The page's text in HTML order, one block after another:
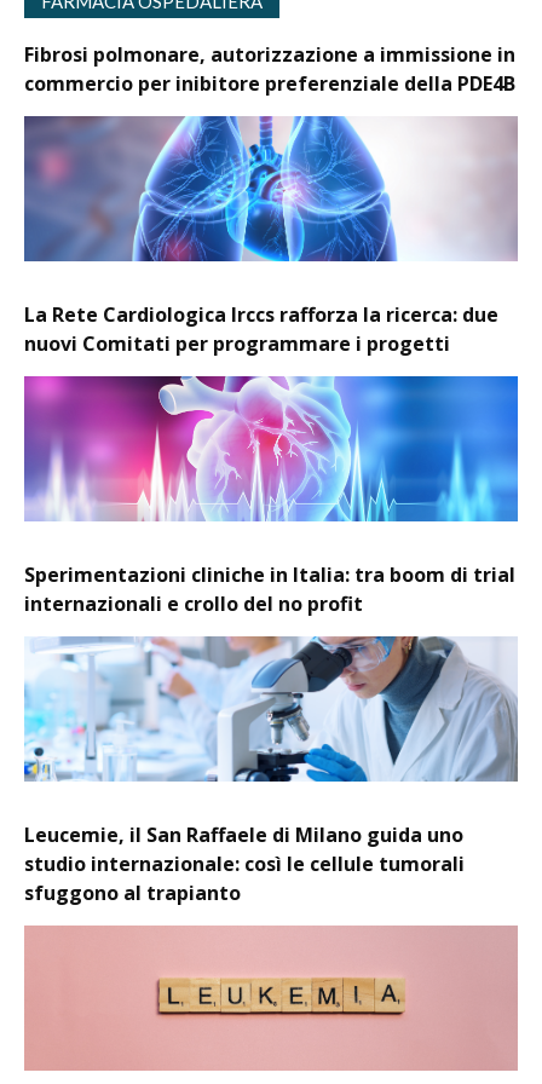
Fibrosi polmonare, autorizzazione a immissione in
commercio per inibitore preferenziale della PDE4B
La Rete Cardiologica Irccs rafforza la ricerca: due
nuovi Comitati per programmare i progetti
Sperimentazioni cliniche in Italia: tra boom di trial
internazionali e crollo del no profit
Leucemie, il San Raffaele di Milano guida uno
studio internazionale: così le cellule tumorali
sfuggono al trapianto